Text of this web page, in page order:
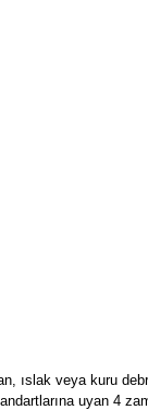
ıslak veya kuru
andartlarına uyan 4